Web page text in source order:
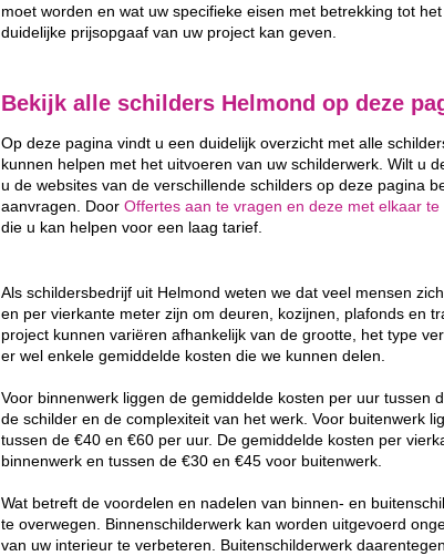
moet worden en wat uw specifieke eisen met betrekking tot
duidelijke prijsopgaaf van uw project kan geven.
Bekijk alle schilders Helmond op deze
Op deze pagina vindt u een duidelijk overzicht met alle
kunnen helpen met het uitvoeren van uw schilderwerk. Wilt u
u de websites van de verschillende schilders op deze pagina
aanvragen. DoorOffertes aan te vragen en deze met elkaar te
die u kan helpen voor een laag tarief.
Als schildersbedrijf uit Helmond weten we dat veel mensen
en per vierkante meter zijn om deuren, kozijnen, plafonds en
project kunnen variëren afhankelijk van de grootte, het type
er wel enkele gemiddelde kosten die we kunnen delen.
Voor binnenwerk liggen de gemiddelde kosten per uur tussen
de schilder en de complexiteit van het werk. Voor buitenwerk
tussen de €40 en €60 per uur. De gemiddelde kosten per
binnenwerk en tussen de €30 en €45 voor buitenwerk.
Wat betreft de voordelen en nadelen van binnen- en
te overwegen. Binnenschilderwerk kan worden uitgevoerd
van uw interieur te verbeteren. Buitenschilderwerk